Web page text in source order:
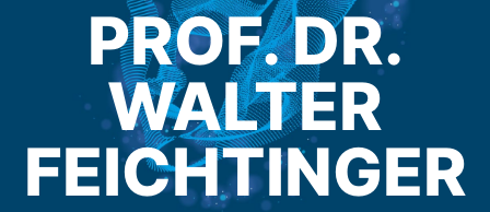
PROF. DR.
WALTER
FEICHTINGER